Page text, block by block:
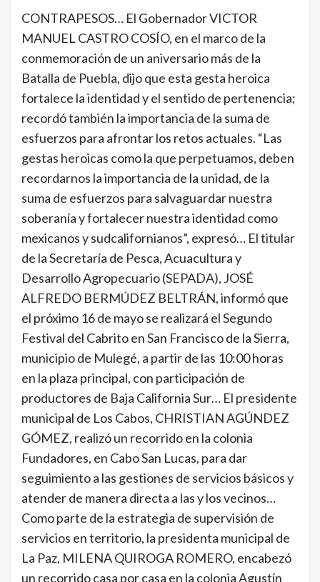
CONTRAPESOS… El Gobernador VICTOR
MANUEL CASTRO COSÍO, en el marco de la
conmemoración de un aniversario más de la
Batalla de Puebla, dijo que esta gesta heroica
fortalece la identidad y el sentido de pertenencia;
recordó también la importancia de la suma de
esfuerzos para afrontar los retos actuales. “Las
gestas heroicas como la que perpetuamos, deben
recordarnos la importancia de la unidad, de la
suma de esfuerzos para salvaguardar nuestra
soberanía y fortalecer nuestra identidad como
mexicanos y sudcalifornianos”, expresó… El titular
de la Secretaría de Pesca, Acuacultura y
Desarrollo Agropecuario (SEPADA), JOSÉ
ALFREDO BERMÚDEZ BELTRÁN, informó que
el próximo 16 de mayo se realizará el Segundo
Festival del Cabrito en San Francisco de la Sierra,
municipio de Mulegé, a partir de las 10:00 horas
en la plaza principal, con participación de
productores de Baja California Sur… El presidente
municipal de Los Cabos, CHRISTIAN AGÚNDEZ
GÓMEZ, realizó un recorrido en la colonia
Fundadores, en Cabo San Lucas, para dar
seguimiento a las gestiones de servicios básicos y
atender de manera directa a las y los vecinos…
Como parte de la estrategia de supervisión de
servicios en territorio, la presidenta municipal de
La Paz, MILENA QUIROGA ROMERO, encabezó
un recorrido casa por casa en la colonia Agustín